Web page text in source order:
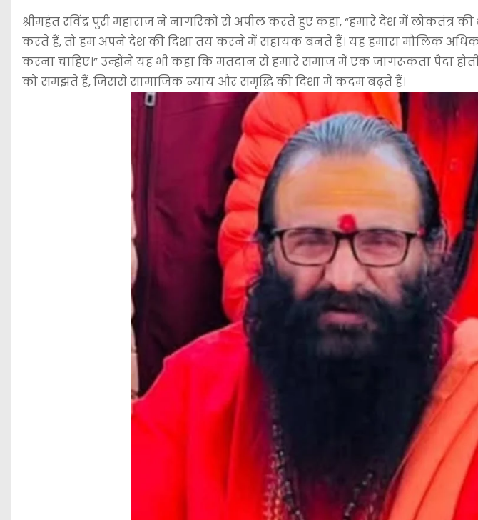
श्रीमहंत रविंद्र पुरी महाराज ने नागरिकों से अपील करते हुए कहा, “हमारे देश में लोकतंत्र
करते हैं, तो हम अपने देश की दिशा तय करने में सहायक बनते हैं। यह हमारा मौलिक
करना चाहिए।” उन्होंने यह भी कहा कि मतदान से हमारे समाज में एक जागरूकता पैदा
को समझते हैं, जिससे सामाजिक न्याय और समृद्धि की दिशा में कदम बढ़ते हैं।